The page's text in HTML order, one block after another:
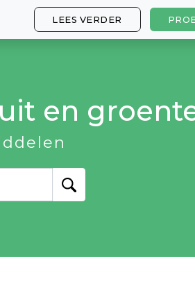
LEES VERDER
en